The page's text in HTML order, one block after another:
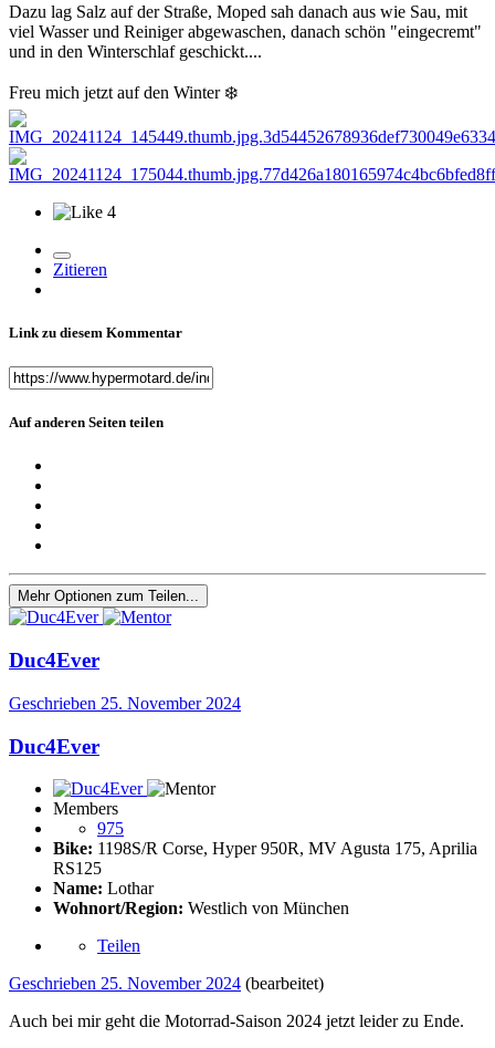
Dazu lag Salz auf der Straße, Moped sah danach aus wie Sau, mit
viel Wasser und Reiniger abgewaschen, danach schön "eingecremt"
und in den Winterschlaf geschickt....
Freu mich jetzt auf den Winter ❄️
4
Zitieren
Link zu diesem Kommentar
Auf anderen Seiten teilen
Mehr Optionen zum Teilen...
Duc4Ever
Geschrieben 25. November 2024
Duc4Ever
Members
975
Bike: 1198S/R Corse, Hyper 950R, MV Agusta 175, Aprilia
RS125
Name: Lothar
Wohnort/Region: Westlich von München
Teilen
Geschrieben 25. November 2024 (bearbeitet)
Auch bei mir geht die Motorrad-Saison 2024 jetzt leider zu Ende.